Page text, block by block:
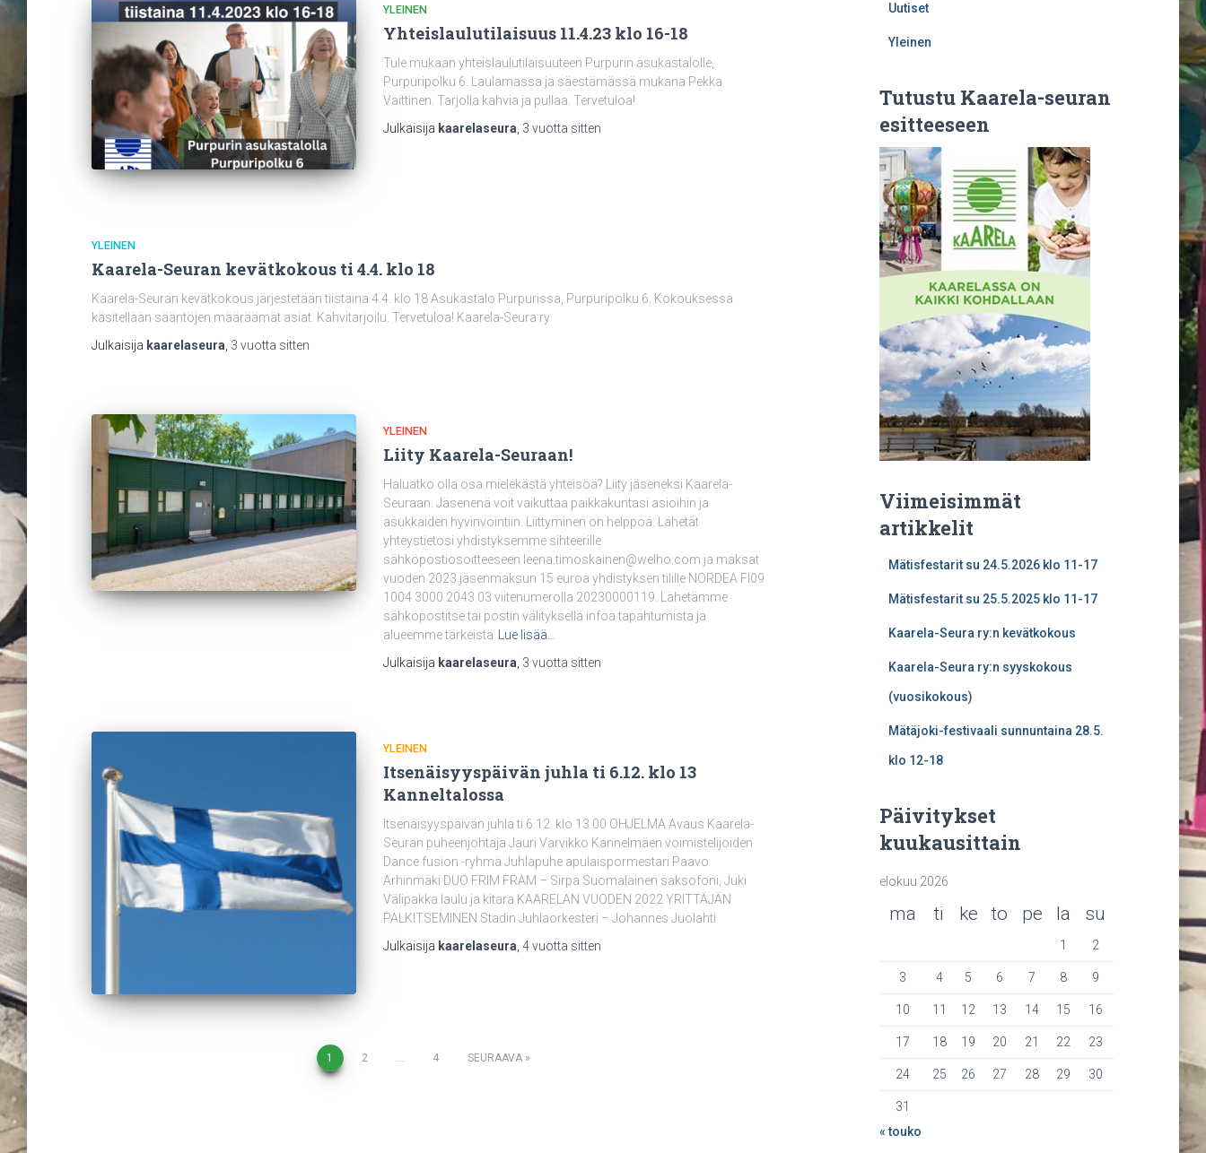
YLEINEN
Yhteislaulutilaisuus 11.4.23 klo 16-18
Tule mukaan yhteislaulutilaisuuteen Purpurin asukastalolle,
Purpuripolku 6. Laulamassa ja säestämässä mukana Pekka
Vaittinen. Tarjolla kahvia ja pullaa. Tervetuloa!
Julkaisija kaarelaseura, 3 vuotta sitten
YLEINEN
Kaarela-Seuran kevätkokous ti 4.4. klo 18
Kaarela-Seuran kevätkokous järjestetään tiistaina 4.4. klo 18 Asukastalo Purpurissa, Purpuripolku 6. Kokouksessa
käsitellään sääntöjen määräämät asiat. Kahvitarjoilu. Tervetuloa! Kaarela-Seura ry
Julkaisija kaarelaseura 3 vuotta sitten
YLEINEN
Liity Kaarela-Seuraan!
Haluatko olla osa mielekästä yhteisöä? Liity jäseneksi Kaarela-
Seuraan. Jäsenenä voit vaikuttaa paikkakuntasi asioihin ja
asukkaiden hyvinvointiin. Liittyminen on helppoa: Lähetät
yhteystietosi yhdistyksemme sihteerille
sähköpostiosoitteeseen leena.timoskainen@welho.com ja maksat
vuoden 2023 jäsenmaksun 15 euroa yhdistyksen tilille NORDEA FI09
1004 3000 2043 03 viitenumerolla 20230000119. Lähetämme
sähköpostitse tai postin välityksellä infoa tapahtumista ja
alueemme tärkeistä
Lue lisää…
Julkaisija kaarelaseura 3 vuotta sitten
YLEINEN
Itsenäisyyspäivän juhla ti 6.12. klo 13
Kanneltalossa
Itsenäisyyspäivän juhla ti 6.12. klo 13.00 OHJELMA Avaus Kaarela-
Seuran puheenjohtaja Jauri Varvikko Kannelmäen voimistelijoiden
Dance fusion -ryhmä Juhlapuhe apulaispormestari Paavo
Arhinmäki DUO FRIM FRAM – Sirpa Suomalainen saksofoni, Juki
Välipakka laulu ja kitara KAARELAN VUODEN 2022 YRITTÄJÄN
PALKITSEMINEN Stadin Juhlaorkesteri – Johannes Juolahti
Julkaisija kaarelaseura 4 vuotta sitten
1 2 … 4 SEURAAVA
Uutiset
Yleinen
Tutustu Kaarela-seuran
esitteeseen
Viimeisimmät
artikkelit
Mätisfestarit su 24.5.2026 klo 11-17
Mätisfestarit su 25.5.2025 klo 11-17
Kaarela-Seura ry:n kevätkokous
Kaarela-Seura ry:n syyskokous
(vuosikokous)
Mätäjoki-festivaali sunnuntaina 28.5.
klo 12-18
Päivitykset
kuukausittain
elokuu 2026
ma ti ke to pe la su
1 2
3 4 5 6 7 8 9
10 11 12 13 14 15 16
17 18 19 20 21 22 23
24 25 26 27 28 29 30
31
« touko